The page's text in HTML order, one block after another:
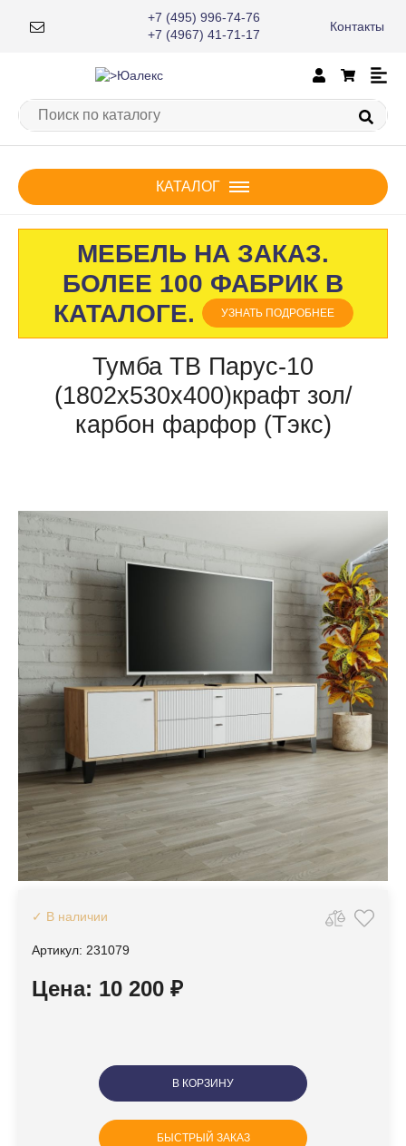
+7 (495) 996-74-76
+7 (4967) 41-71-17
Контакты
×
КАТАЛОГ
МЕБЕЛЬ НА ЗАКАЗ.
БОЛЕЕ 100 ФАБРИК В
КАТАЛОГЕ.
УЗНАТЬ ПОДРОБНЕЕ
Тумба ТВ Парус-10
(1802х530х400)крафт зол/
карбон фарфор (Тэкс)
✓ В наличии
Артикул: 231079
Цена: 10 200 ₽
В КОРЗИНУ
БЫСТРЫЙ ЗАКАЗ